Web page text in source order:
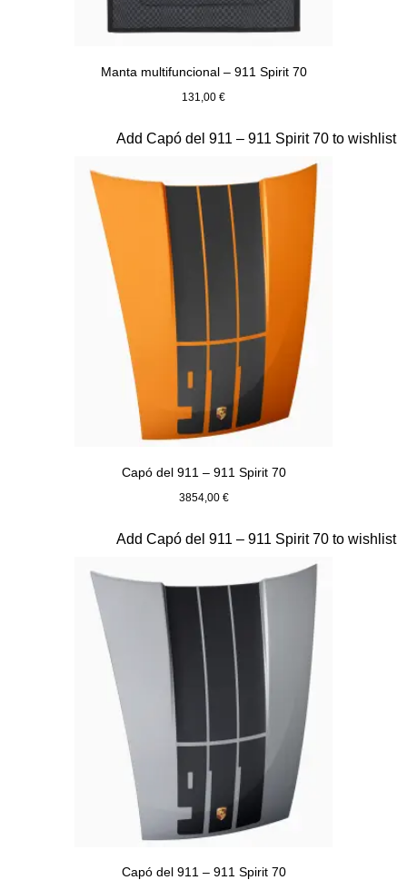
Manta multifuncional – 911 Spirit 70
131,00 €
Capó del 911 – 911 Spirit 70
3854,00 €
Add Capó del 911 – 911 Spirit 70 to wishlist
Diapositiva 19 de 20
Capó del 911 – 911 Spirit 70
Add Capó del 911 – 911 Spirit 70 to wishlist
Diapositiva 20 de 20